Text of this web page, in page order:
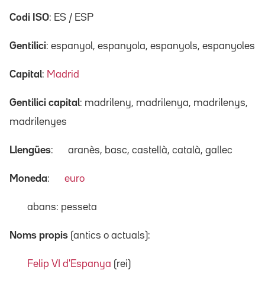
Codi ISO: ES / ESP
Gentilici: espanyol, espanyola, espanyols, espanyoles
Capital: Madrid
Gentilici capital: madrileny, madrilenya, madrilenys,
madrilenyes
Llengües: aranès, basc, castellà, català, gallec
Moneda: euro
abans: pesseta
Noms propis (antics o actuals):
Felip VI d'Espanya (rei)